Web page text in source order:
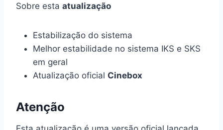
Sobre esta atualização
Estabilização do sistema
Melhor estabilidade no sistema IKS e SKS
em geral
Atualização oficial Cinebox
Atenção